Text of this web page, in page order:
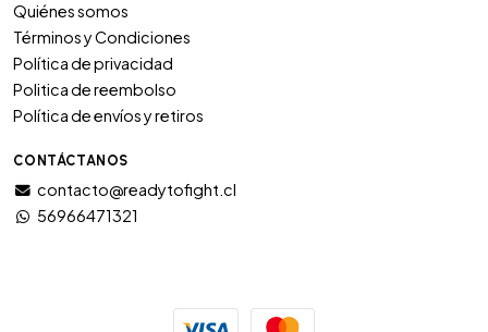
Quiénes somos
Términos y Condiciones
Política de privacidad
Politica de reembolso
Política de envíos y retiros
CONTÁCTANOS
contacto@readytofight.cl
56966471321